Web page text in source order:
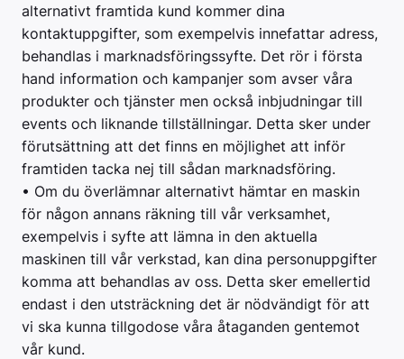
alternativt framtida kund kommer dina
kontaktuppgifter, som exempelvis innefattar adress,
behandlas i marknadsföringssyfte. Det rör i första
hand information och kampanjer som avser våra
produkter och tjänster men också inbjudningar till
events och liknande tillställningar. Detta sker under
förutsättning att det finns en möjlighet att inför
framtiden tacka nej till sådan marknadsföring.
• Om du överlämnar alternativt hämtar en maskin
för någon annans räkning till vår verksamhet,
exempelvis i syfte att lämna in den aktuella
maskinen till vår verkstad, kan dina personuppgifter
komma att behandlas av oss. Detta sker emellertid
endast i den utsträckning det är nödvändigt för att
vi ska kunna tillgodose våra åtaganden gentemot
vår kund.